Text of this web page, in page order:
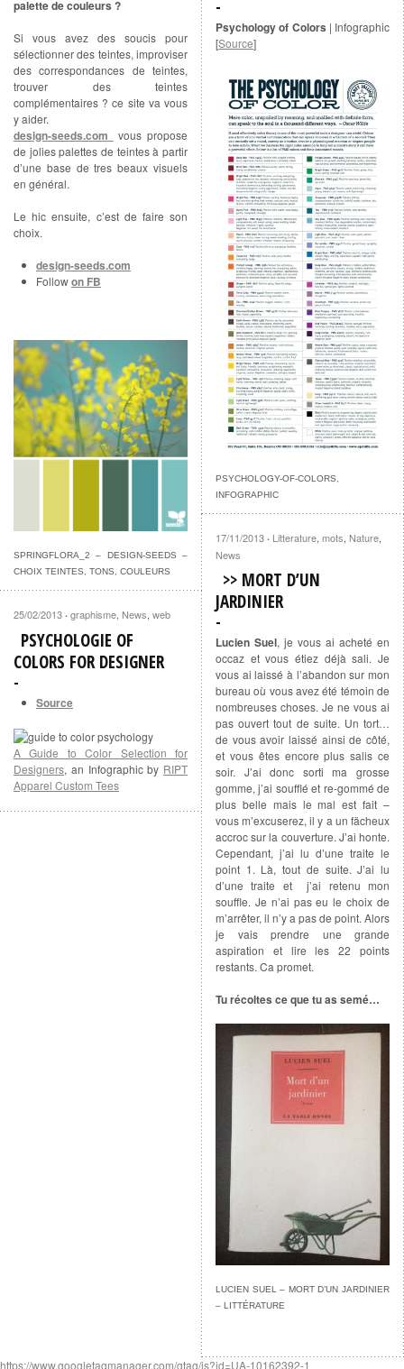
palette de couleurs ?
Si vous avez des soucis pour
sélectionner des teintes, improviser
des correspondances de teintes,
trouver des teintes
complémentaires ? ce site va vous
y aider.
design-seeds.com
vous propose
de jolies palettes de teintes à partir
d’une base de tres beaux visuels
en général.
Le hic ensuite, c’est de faire son
choix.
design-seeds.com
Followon FB
SPRINGFLORA_2 – DESIGN-SEEDS –
CHOIX TEINTES, TONS, COULEURS
Psychology of Colors | Infographic
[Source]
PSYCHOLOGY-OF-COLORS,
INFOGRAPHIC
17/11/2013 · Litterature, mots, Nature,
News
>> MORT D’UN
JARDINIER
Lucien Suel, je vous ai acheté en
occaz et vous étiez déjà sali. Je
vous ai laissé à l’abandon sur mon
bureau où vous avez été témoin de
nombreuses choses. Je ne vous ai
pas ouvert tout de suite. Un tort…
de vous avoir laissé ainsi de côté,
et vous êtes encore plus salis ce
soir. J’ai donc sorti ma grosse
gomme, j’ai soufflé et re-gommé de
plus belle mais le mal est fait –
vous m’excuserez, il y a un fächeux
accroc sur la couverture. J’ai honte.
Cependant, j’ai lu d’une traite le
point 1. Là, tout de suite. J’ai lu
d’une traite et j’ai retenu mon
souffle. Je n’ai pas eu le choix de
m’arrêter, il n’y a pas de point. Alors
je vais prendre une grande
aspiration et lire les 22 points
restants. Ca promet.
Tu récoltes ce que tu as semé…
LUCIEN SUEL – MORT D’UN JARDINIER
– LITTÉRATURE
25/02/2013 · graphisme, News, web
PSYCHOLOGIE OF
COLORS FOR DESIGNER
Source
A Guide to Color Selection for
Designers, an Infographic by RIPT
Apparel Custom Tees
https://www.googletagmanager.com/gtag/js?id=UA-10162392-1